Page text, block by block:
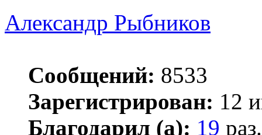
Александр Рыбников
Сообщений: 8533
Зарегистрирован: 12
Благодарил (а): 19 раз.